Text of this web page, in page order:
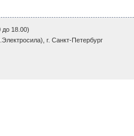
до 18.00)
г. Санкт-Петербург